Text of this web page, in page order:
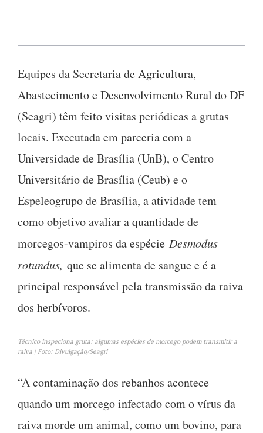
Equipes da Secretaria de Agricultura,
Abastecimento e Desenvolvimento Rural do DF
(Seagri) têm feito visitas periódicas a grutas
locais. Executada em parceria com a
Universidade de Brasília (UnB), o Centro
Universitário de Brasília (Ceub) e o
Espeleogrupo de Brasília, a atividade tem
como objetivo avaliar a quantidade de
morcegos-vampiros da espécie Desmodus
rotundus, que se alimenta de sangue e é a
principal responsável pela transmissão da raiva
dos herbívoros.
Técnico inspeciona gruta: algumas espécies de morcego podem transmitir a
raiva | Foto: Divulgação/Seagri
“A contaminação dos rebanhos acontece
quando um morcego infectado com o vírus da
raiva morde um animal, como um bovino, para